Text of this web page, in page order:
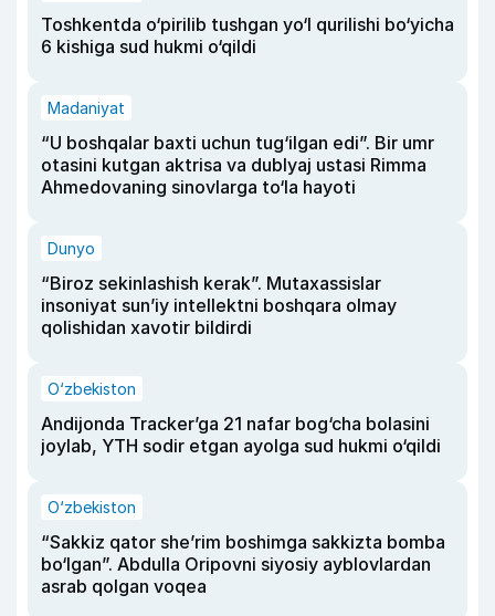
Toshkentda o‘pirilib tushgan yo‘l qurilishi bo‘yicha
6 kishiga sud hukmi o‘qildi
Madaniyat
“U boshqalar baxti uchun tug‘ilgan edi”. Bir umr
otasini kutgan aktrisa va dublyaj ustasi Rimma
Ahmedovaning sinovlarga to‘la hayoti
Dunyo
“Biroz sekinlashish kerak”. Mutaxassislar
insoniyat sun’iy intellektni boshqara olmay
qolishidan xavotir bildirdi
O‘zbekiston
Andijonda Tracker’ga 21 nafar bog‘cha bolasini
joylab, YTH sodir etgan ayolga sud hukmi o‘qildi
O‘zbekiston
“Sakkiz qator she’rim boshimga sakkizta bomba
bo‘lgan”. Abdulla Oripovni siyosiy ayblovlardan
asrab qolgan voqea